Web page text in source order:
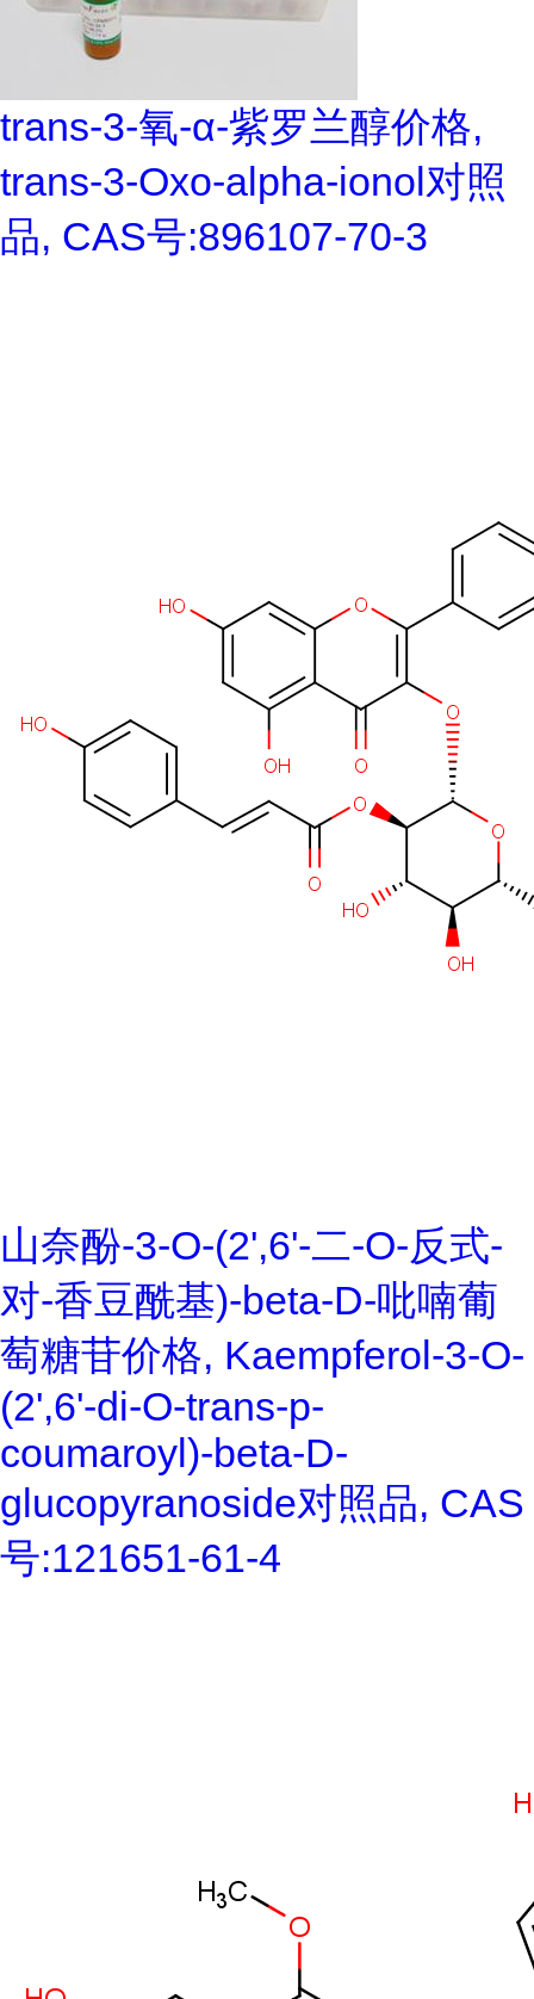
trans-3-氧-α-紫罗兰醇价格,
trans-3-Oxo-alpha-ionol对照
品, CAS号:896107-70-3
山奈酚-3-O-(2',6'-二-O-反式-
对-香豆酰基)-beta-D-吡喃葡
萄糖苷价格, Kaempferol-3-O-
(2',6'-di-O-trans-p-
coumaroyl)-beta-D-
glucopyranoside对照品, CAS
号:121651-61-4